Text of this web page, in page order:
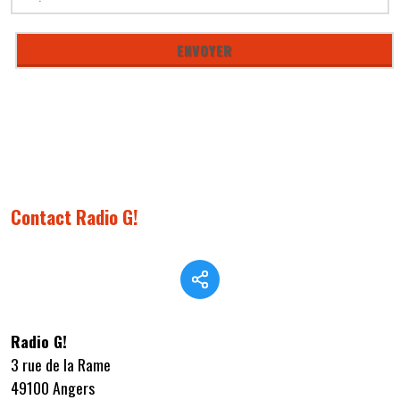
Contact Radio G!
Radio G!
3 rue de la Rame
49100 Angers